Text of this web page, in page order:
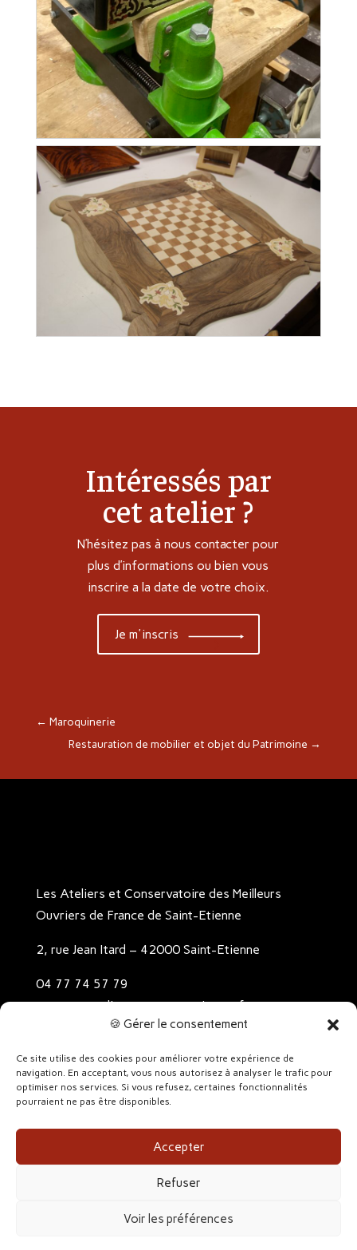
🍪 Gérer le consentement
Ce site utilise des cookies pour améliorer votre expérience de
navigation. En acceptant, vous nous autorisez à analyser le trafic pour
optimiser nos services. Si vous refusez, certaines fonctionnalités
pourraient ne pas être disponibles.
Accepter
Refuser
Voir les préférences
Intéressés par
cet atelier ?
N’hésitez pas à nous contacter pour
plus d’informations ou bien vous
inscrire a la date de votre choix.
Je m'inscris
← Maroquinerie
Restauration de mobilier et objet du Patrimoine →
Les Ateliers et Conservatoire des Meilleurs
Ouvriers de France de Saint-Etienne
2, rue Jean Itard – 42000 Saint-Etienne
04 77 74 57 79
contact@ateliers-conservatoire-mof.com
Mentions légales
Politique de confidentialité